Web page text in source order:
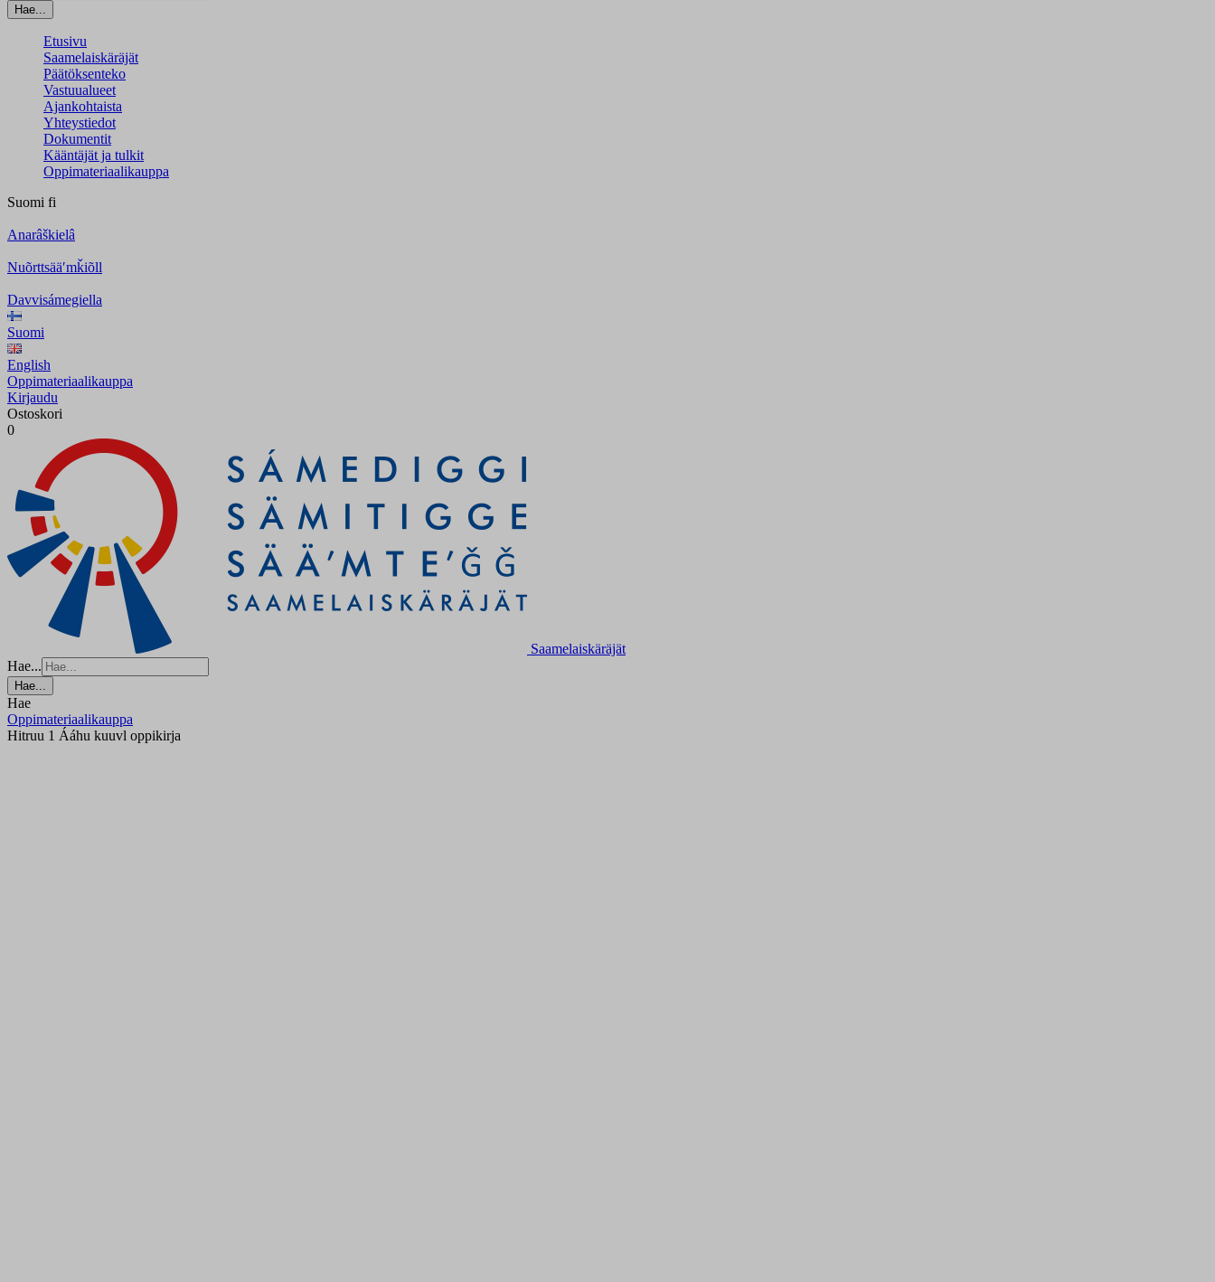
Hae...
Etusivu
Saamelaiskäräjät
Päätöksenteko
Vastuualueet
Ajankohtaista
Yhteystiedot
Dokumentit
Kääntäjät ja tulkit
Oppimateriaalikauppa
Suomi fi
Anarâškielâ
Nuõrttsääʹmǩiõll
Davvisámegiella
Suomi
English
Oppimateriaalikauppa
Kirjaudu
Ostoskori
0
Saamelaiskäräjät
Hae...
Hae...
Hae
Oppimateriaalikauppa
Hitruu 1 Ááhu kuuvl oppikirja